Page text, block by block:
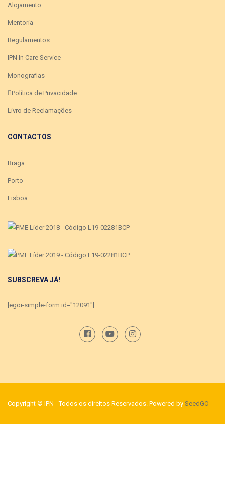
Alojamento
Mentoria
Regulamentos
IPN In Care Service
Monografias
Política de Privacidade
Livro de Reclamações
CONTACTOS
Braga
Porto
Lisboa
SUBSCREVA JÁ!
[egoi-simple-form id="12091"]
Copyright © IPN - Todos os direitos Reservados. Powered by SeedGO